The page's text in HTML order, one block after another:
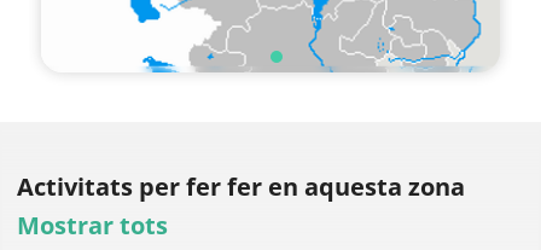
Activitats per ferfer en aquesta zona
Mostrar tots